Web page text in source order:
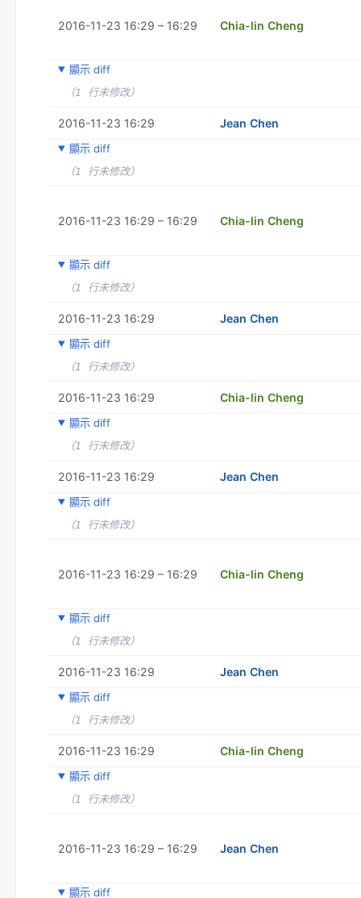
2016-11-23 16:29 – 16:29 Chia-lin Cheng
顯示 diff
（1 行未修改）
2016-11-23 16:29 Jean Chen
顯示 diff
（1 行未修改）
2016-11-23 16:29 – 16:29 Chia-lin Cheng
顯示 diff
（1 行未修改）
2016-11-23 16:29 Jean Chen
顯示 diff
（1 行未修改）
2016-11-23 16:29 Chia-lin Cheng
顯示 diff
（1 行未修改）
2016-11-23 16:29 Jean Chen
顯示 diff
（1 行未修改）
2016-11-23 16:29 – 16:29 Chia-lin Cheng
顯示 diff
（1 行未修改）
2016-11-23 16:29 Jean Chen
顯示 diff
（1 行未修改）
2016-11-23 16:29 Chia-lin Cheng
顯示 diff
（1 行未修改）
2016-11-23 16:29 – 16:29 Jean Chen
顯示 diff